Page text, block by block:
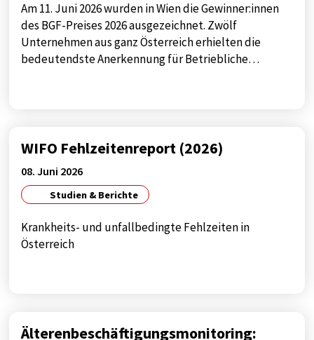
Am 11. Juni 2026 wurden in Wien die Gewinner:innen
des BGF-Preises 2026 ausgezeichnet. Zwölf
Unternehmen aus ganz Österreich erhielten die
bedeutendste Anerkennung für Betriebliche…
WIFO Fehlzeitenreport (2026)
08. Juni 2026
Studien & Berichte
Krankheits- und unfallbedingte Fehlzeiten in
Österreich
Älterenbeschäftigungsmonitoring:
Anbieter:
Google
Zweck: